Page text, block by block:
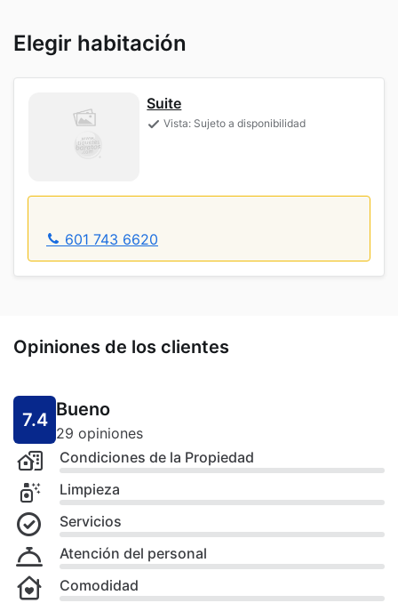
Elegir habitación
Suite
Vista: Sujeto a disponibilidad
601 743 6620
Opiniones de los clientes
7.4 Bueno
29 opiniones
Condiciones de la Propiedad
Limpieza
Servicios
Atención del personal
Comodidad